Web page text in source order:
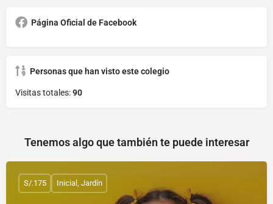
Página Oficial de Facebook
Personas que han visto este colegio
Visitas totales:90
Tenemos algo que también te puede interesar
S/.175 Inicial, Jardín